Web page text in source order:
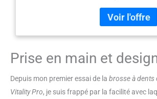
tourne pour
% de plaque
rapport à une
manuelle produit
brossage : Modes
Douceur et
incroyablement
La brossette
Prise en main et
Depuis mon premier essai de la brosse à dents
Vitality Pro, je suis frappé par la facilité avec